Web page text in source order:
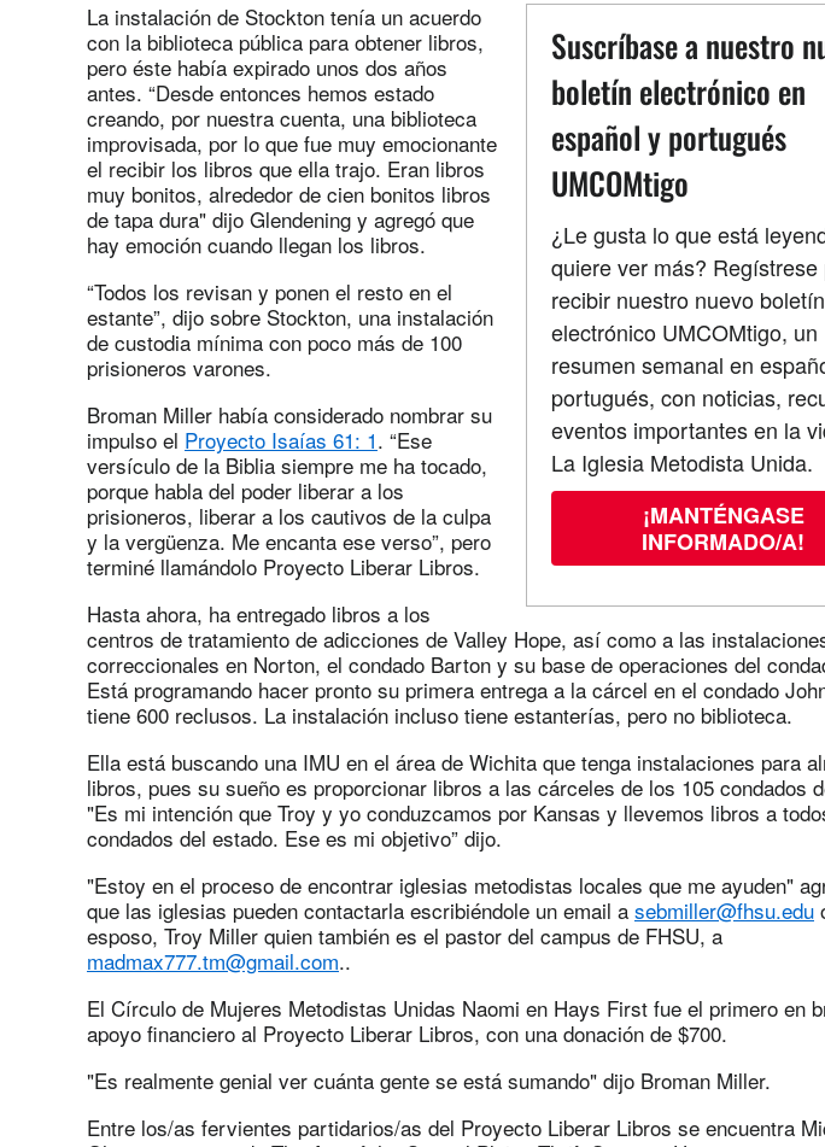
Suscríbase a nuestro
boletín electrónico en
español y portugués
UMCOMtigo
¿Le gusta lo que está
quiere ver más? Regístrese
recibir nuestro nuevo boletín
electrónico UMCOMtigo, un
resumen semanal en
portugués, con noticias,
eventos importantes en la
La Iglesia Metodista Unida.
¡MANTÉNGASE
INFORMADO/A!
La instalación de Stockton tenía un acuerdo
con la biblioteca pública para obtener libros,
pero éste había expirado unos dos años
antes. “Desde entonces hemos estado
creando, por nuestra cuenta, una biblioteca
improvisada, por lo que fue muy emocionante
el recibir los libros que ella trajo. Eran libros
muy bonitos, alrededor de cien bonitos libros
de tapa dura" dijo Glendening y agregó que
hay emoción cuando llegan los libros.
“Todos los revisan y ponen el resto en el
estante”, dijo sobre Stockton, una instalación
de custodia mínima con poco más de 100
prisioneros varones.
Broman Miller había considerado nombrar su
impulso el Proyecto Isaías 61: 1. “Ese
versículo de la Biblia siempre me ha tocado,
porque habla del poder liberar a los
prisioneros, liberar a los cautivos de la culpa
y la vergüenza. Me encanta ese verso”, pero
terminé llamándolo Proyecto Liberar Libros.
Hasta ahora, ha entregado libros a los
centros de tratamiento de adicciones de Valley Hope, así como a las
correccionales en Norton, el condado Barton y su base de operaciones del
Está programando hacer pronto su primera entrega a la cárcel en el condado
tiene 600 reclusos. La instalación incluso tiene estanterías, pero no biblioteca.
Ella está buscando una IMU en el área de Wichita que tenga instalaciones para
libros, pues su sueño es proporcionar libros a las cárceles de los 105 condados
"Es mi intención que Troy y yo conduzcamos por Kansas y llevemos libros a
condados del estado. Ese es mi objetivo” dijo.
"Estoy en el proceso de encontrar iglesias metodistas locales que me ayuden"
que las iglesias pueden contactarla escribiéndole un email a sebmiller@fhsu.edu
esposo, Troy Miller quien también es el pastor del campus de FHSU, a
madmax777.tm@gmail.com..
El Círculo de Mujeres Metodistas Unidas Naomi en Hays First fue el primero en
apoyo financiero al Proyecto Liberar Libros, con una donación de $700.
"Es realmente genial ver cuánta gente se está sumando" dijo Broman Miller.
Entre los/as fervientes partidarios/as del Proyecto Liberar Libros se encuentra